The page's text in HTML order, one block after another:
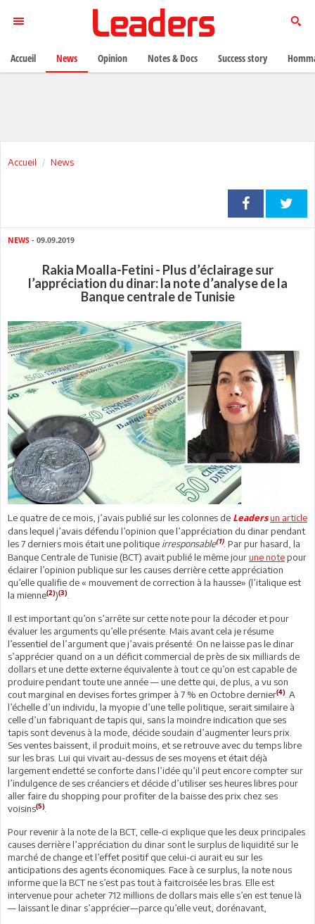
Accueil News
NEWS - 09.09.2019
Rakia Moalla-Fetini - Plus d’éclairage sur
l’appréciation du dinar: la note d’analyse de la
Banque centrale de Tunisie
Le quatre de ce mois, j’avais publié sur les colonnes de Leaders un article
dans lequel j’avais défendu l’opinion que l’appréciation du dinar pendant
les 7 derniers mois était une politique irresponsable(1). Par pur hasard, la
Banque Centrale de Tunisie (BCT) avait publié le même jourune notepour
éclairer l’opinion publique sur les causes derrière cette appréciation
qu’elle qualifie de « mouvement de correction à la hausse» (l’italique est
la mienne(2))(3)
Il est important qu’on s’arrête sur cette note pour la décoder et pour
évaluer les arguments qu’elle présente. Mais avant cela je résume
l’essentiel de l’argument que j’avais présenté: On ne laisse pas le dinar
s’apprécier quand on a un déficit commercial de près de six milliards de
dollars et une dette externe équivalente à tout ce qu’on est capable de
produire pendant toute une année — une dette qui, de plus, a vu son
cout marginal en devises fortes grimper à 7 % en Octobre dernier(4) . A
l’échelle d’un individu, la myopie d’une telle politique, serait similaire à
celle d’un fabriquant de tapis qui, sans la moindre indication que ses
tapis sont devenus à la mode, décide soudain d’augmenter leurs prix.
Ses ventes baissent, il produit moins, et se retrouve avec du temps libre
sur les bras. Lui qui vivait au-dessus de ses moyens et était déjà
largement endetté se conforte dans l’idée qu’il peut encore compter sur
l’indulgence de ses créanciers et décide d’utiliser ses heures libres pour
aller faire du shopping pour profiter de la baisse des prix chez ses
voisins(5)
Pour revenir à la note de la BCT, celle-ci explique que les deux principales
causes derrière l’appréciation du dinar sont le surplus de liquidité sur le
marché de change et l’effet positif que celui-ci aurait eu sur les
anticipations des agents économiques. Face à ce surplus, la note nous
informe que la BCT ne s’est pas tout à faitcroisée les bras. Elle est
intervenue pour acheter 712 millions de dollars mais elle s’en est tenue là
— laissant le dinar s’apprécier—parce qu’elle veut, dorénavant,
Accueil News Opinion Notes & Docs Success story